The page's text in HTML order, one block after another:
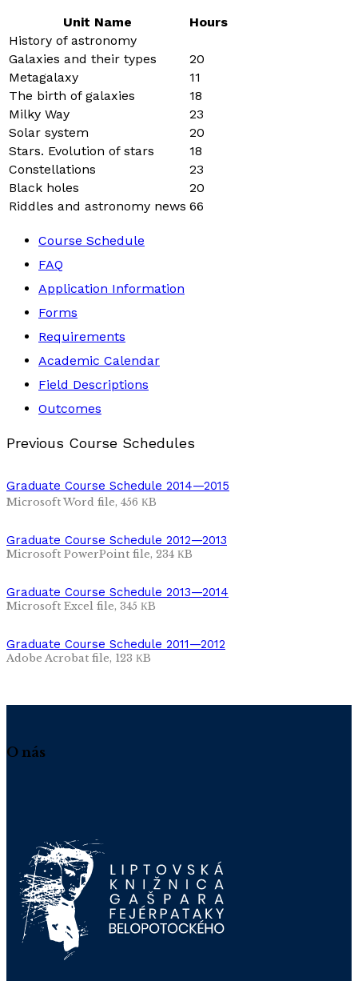
Unit Name
Hours
History of astronomy
Galaxies and their types
20
Metagalaxy
11
The birth of galaxies
18
Milky Way
23
Solar system
20
Stars. Evolution of stars
18
Constellations
23
Black holes
20
Riddles and astronomy news 66
Course Schedule
FAQ
Application Information
Forms
Requirements
Academic Calendar
Field Descriptions
Outcomes
Previous Course Schedules
Graduate Course Schedule 2014—2015
Microsoft Word file, 456 КB
Graduate Course Schedule 2012—2013
Microsoft PowerPoint file, 234 КB
Graduate Course Schedule 2013—2014
Microsoft Excel file, 345 КB
Graduate Course Schedule 2011—2012
Adobe Acrobat file, 123 КB
O nás